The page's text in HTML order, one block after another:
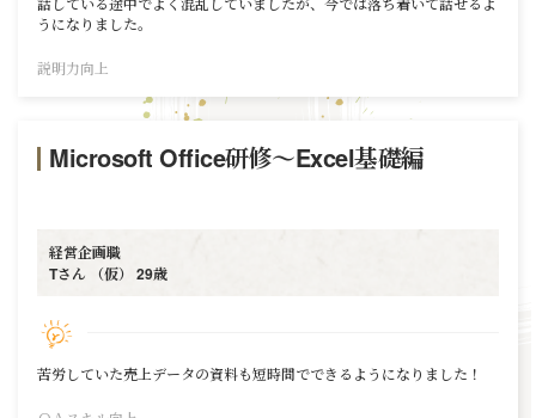
うになりました。
説明力向上
Microsoft Office研修～Excel基礎編
経営企画職
Tさん （仮） 29歳
苦労していた売上データの資料も短時間でできるようになりました！